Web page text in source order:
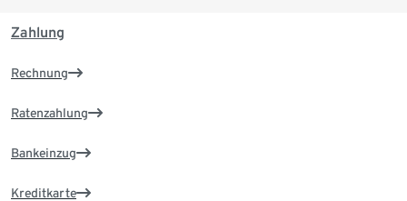
Zahlung
Rechnung
Ratenzahlung
Bankeinzug
Kreditkarte